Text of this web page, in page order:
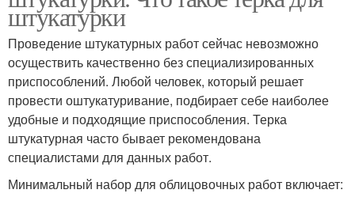
штукатурки
Проведение штукатурных работ сейчас невозможно
осуществить качественно без специализированных
приспособлений. Любой человек, который решает
провести оштукатуривание, подбирает себе наиболее
удобные и подходящие приспособления. Терка
штукатурная часто бывает рекомендована
специалистами для данных работ.
Минимальный набор для облицовочных работ включает: